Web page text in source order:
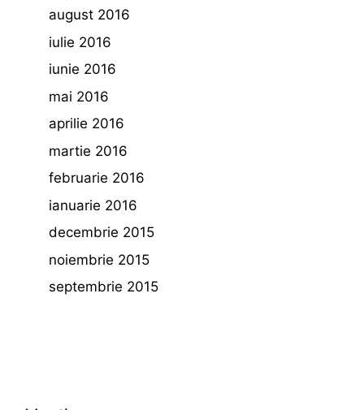
august 2016
iulie 2016
iunie 2016
mai 2016
aprilie 2016
martie 2016
februarie 2016
ianuarie 2016
decembrie 2015
noiembrie 2015
septembrie 2015